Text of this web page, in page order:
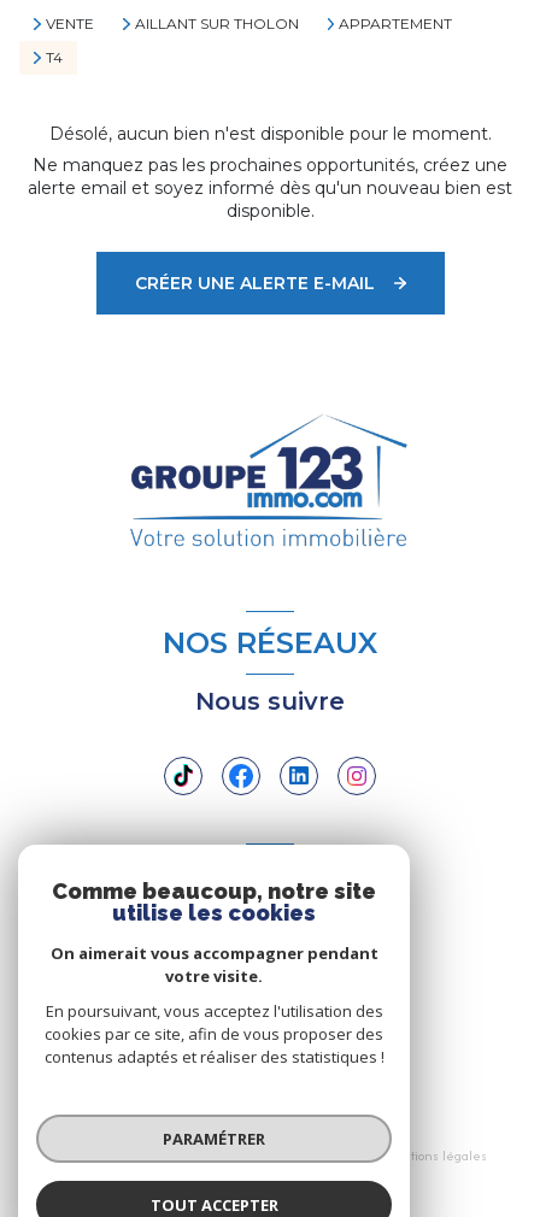
VENTE
AILLANT SUR THOLON
APPARTEMENT
T4
Désolé, aucun bien n'est disponible pour le moment.
Ne manquez pas les prochaines opportunités, créez une
alerte email et soyez informé dès qu'un nouveau bien est
disponible.
CRÉER UNE ALERTE E-MAIL
NOS RÉSEAUX
Nous suivre
ADHÉRENTS
© 2026 | Tous droits réservés
Mentions légales
Comme beaucoup, notre site
utilise les cookies
On aimerait vous accompagner pendant
votre visite.
En poursuivant, vous acceptez l'utilisation des
cookies par ce site, afin de vous proposer des
contenus adaptés et réaliser des statistiques !
PARAMÉTRER
TOUT ACCEPTER